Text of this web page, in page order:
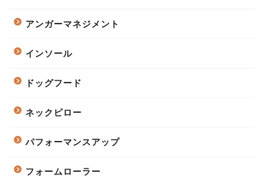
アンガーマネジメント
インソール
ドッグフード
ネックピロー
パフォーマンスアップ
フォームローラー